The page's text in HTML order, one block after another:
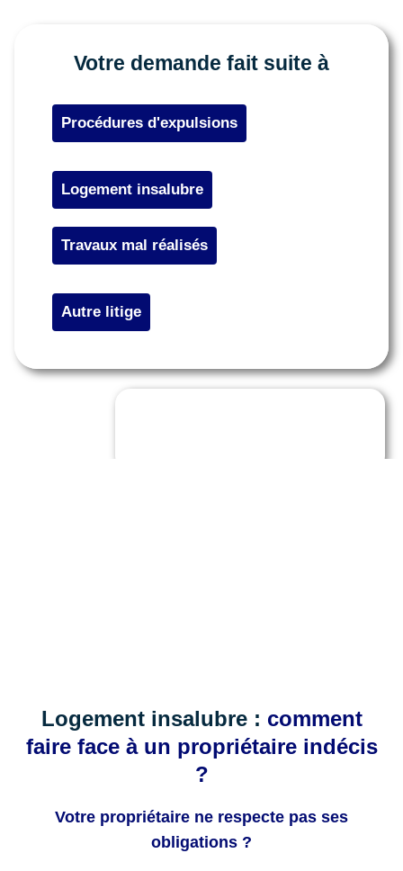
Votre demande fait suite à
Procédures d'expulsions
Logement insalubre
Travaux mal réalisés
Autre litige
Logement insalubre : comment
faire face à un propriétaire indécis
?
Votre propriétaire ne respecte pas ses
obligations ?